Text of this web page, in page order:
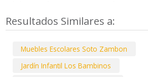
Resultados Similares a:
Muebles Escolares Soto Zambon
Jardín Infantil Los Bambinos